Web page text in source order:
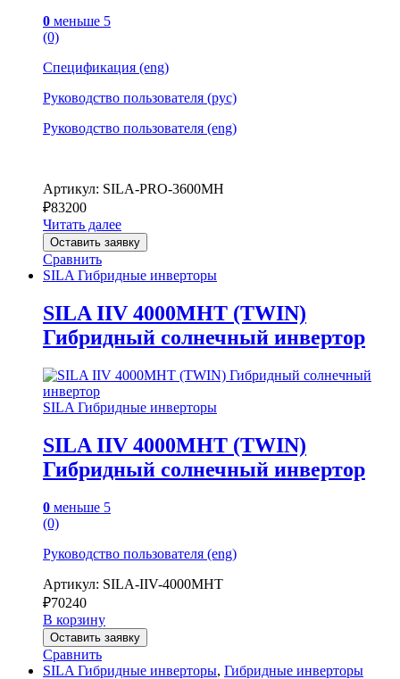
0 меньше 5
(0)
Спецификация (eng)
Руководство пользователя (рус)
Руководство пользователя (eng)
Артикул: SILA-PRO-3600MH
₽83200
Читать далее
Оставить заявку
Сравнить
SILA Гибридные инверторы
SILA IIV 4000MHT (TWIN)
Гибридный солнечный инвертор
SILA Гибридные инверторы
SILA IIV 4000MHT (TWIN)
Гибридный солнечный инвертор
0 меньше 5
(0)
Руководство пользователя (eng)
Артикул: SILA-IIV-4000MHT
₽70240
В корзину
Оставить заявку
Сравнить
SILA Гибридные инверторы, Гибридные инверторы